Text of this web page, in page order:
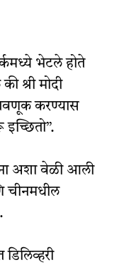
भेटले होते
श्री मोदी
करण्यास
अशा वेळी आली
चीनमधील
डिलिव्हरी